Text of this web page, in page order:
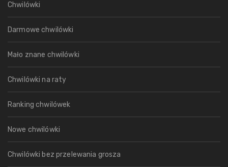
Chwilówki
Darmowe chwilówki
Mało znane chwilówki
Chwilówki na raty
Ranking chwilówek
Nowe chwilówki
Chwilówki bez przelewania grosza